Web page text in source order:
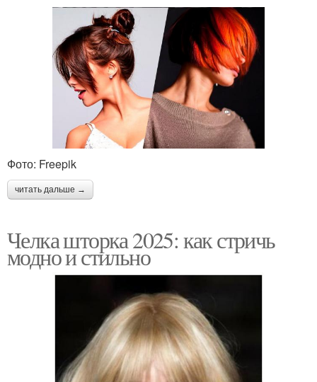
Фото: Freepik
читать дальше →
Челка шторка 2025: как стричь
модно и стильно